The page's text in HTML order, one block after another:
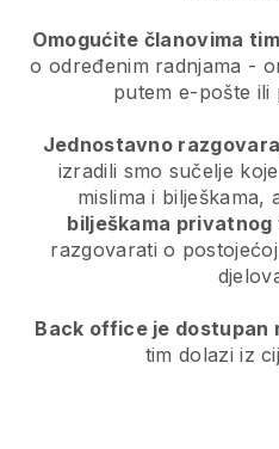
Omogućite članovima
o određenim radnjama -
putem e-pošte ili
Jednostavno
izradili smo sučelje
mislima i bilješkama,
bilješkama privatnog
razgovarati o
Back office je dostupan
tim dolazi iz